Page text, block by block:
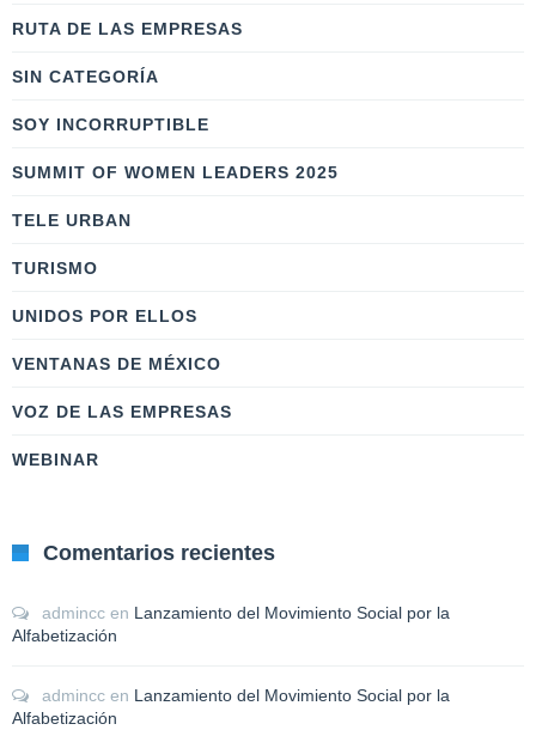
RUTA DE LAS EMPRESAS
SIN CATEGORÍA
SOY INCORRUPTIBLE
SUMMIT OF WOMEN LEADERS 2025
TELE URBAN
TURISMO
UNIDOS POR ELLOS
VENTANAS DE MÉXICO
VOZ DE LAS EMPRESAS
WEBINAR
Comentarios recientes
admincc en Lanzamiento del Movimiento Social por la
Alfabetización
admincc en Lanzamiento del Movimiento Social por la
Alfabetización